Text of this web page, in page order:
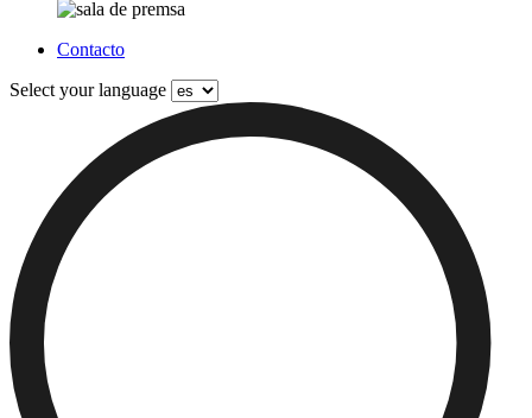
Contacto
Select your language